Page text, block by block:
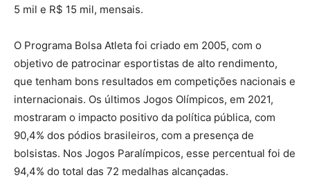
5 mil e R$ 15 mil, mensais.
O Programa Bolsa Atleta foi criado em 2005, com o
objetivo de patrocinar esportistas de alto rendimento,
que tenham bons resultados em competições nacionais e
internacionais. Os últimos Jogos Olímpicos, em 2021,
mostraram o impacto positivo da política pública, com
90,4% dos pódios brasileiros, com a presença de
bolsistas. Nos Jogos Paralímpicos, esse percentual foi de
94,4% do total das 72 medalhas alcançadas.